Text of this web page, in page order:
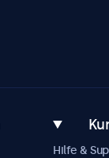
Hilfe &